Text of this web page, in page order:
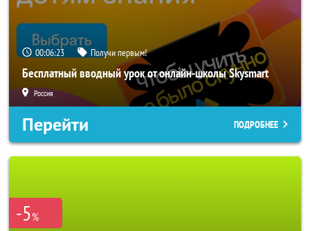
00:06:22 Получи первым!
Бесплатный вводный урок от онлайн-школы Skysmart
Россия
Перейти ПОДРОБНЕЕ
-5%